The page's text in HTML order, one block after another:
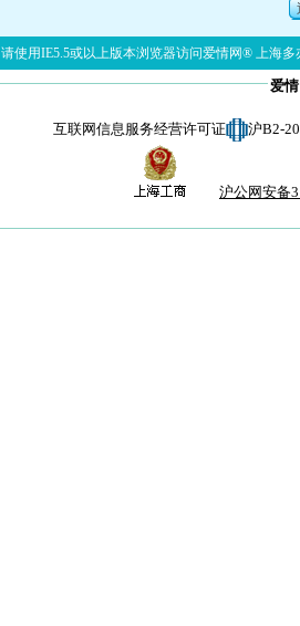
请使用IE5.5或以上版本浏览器访问爱情网® 上海多
爱
互联网信息服务经营许可证 沪B2-
沪公网安备